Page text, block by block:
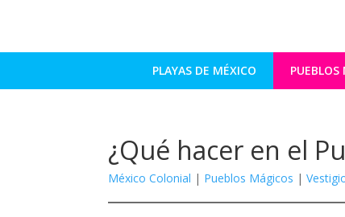
PLAYAS DE MÉXICO PUEBLOS
¿Qué hacer en el
México Colonial | Pueblos Mágicos |